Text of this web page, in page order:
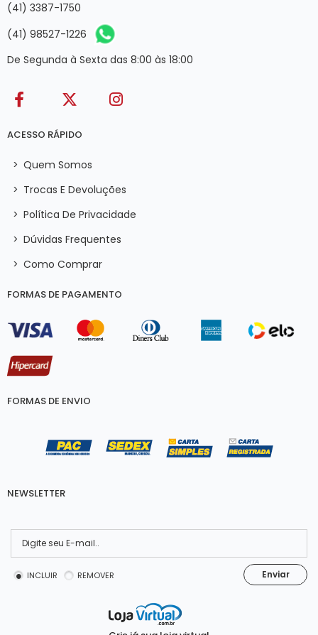
(41) 3387-1750
(41) 98527-1226
De Segunda à Sexta das 8:00 às 18:00
ACESSO RÁPIDO
> Quem Somos
> Trocas E Devoluções
> Política De Privacidade
> Dúvidas Frequentes
> Como Comprar
FORMAS DE PAGAMENTO
FORMAS DE ENVIO
NEWSLETTER
INCLUIR REMOVER Enviar